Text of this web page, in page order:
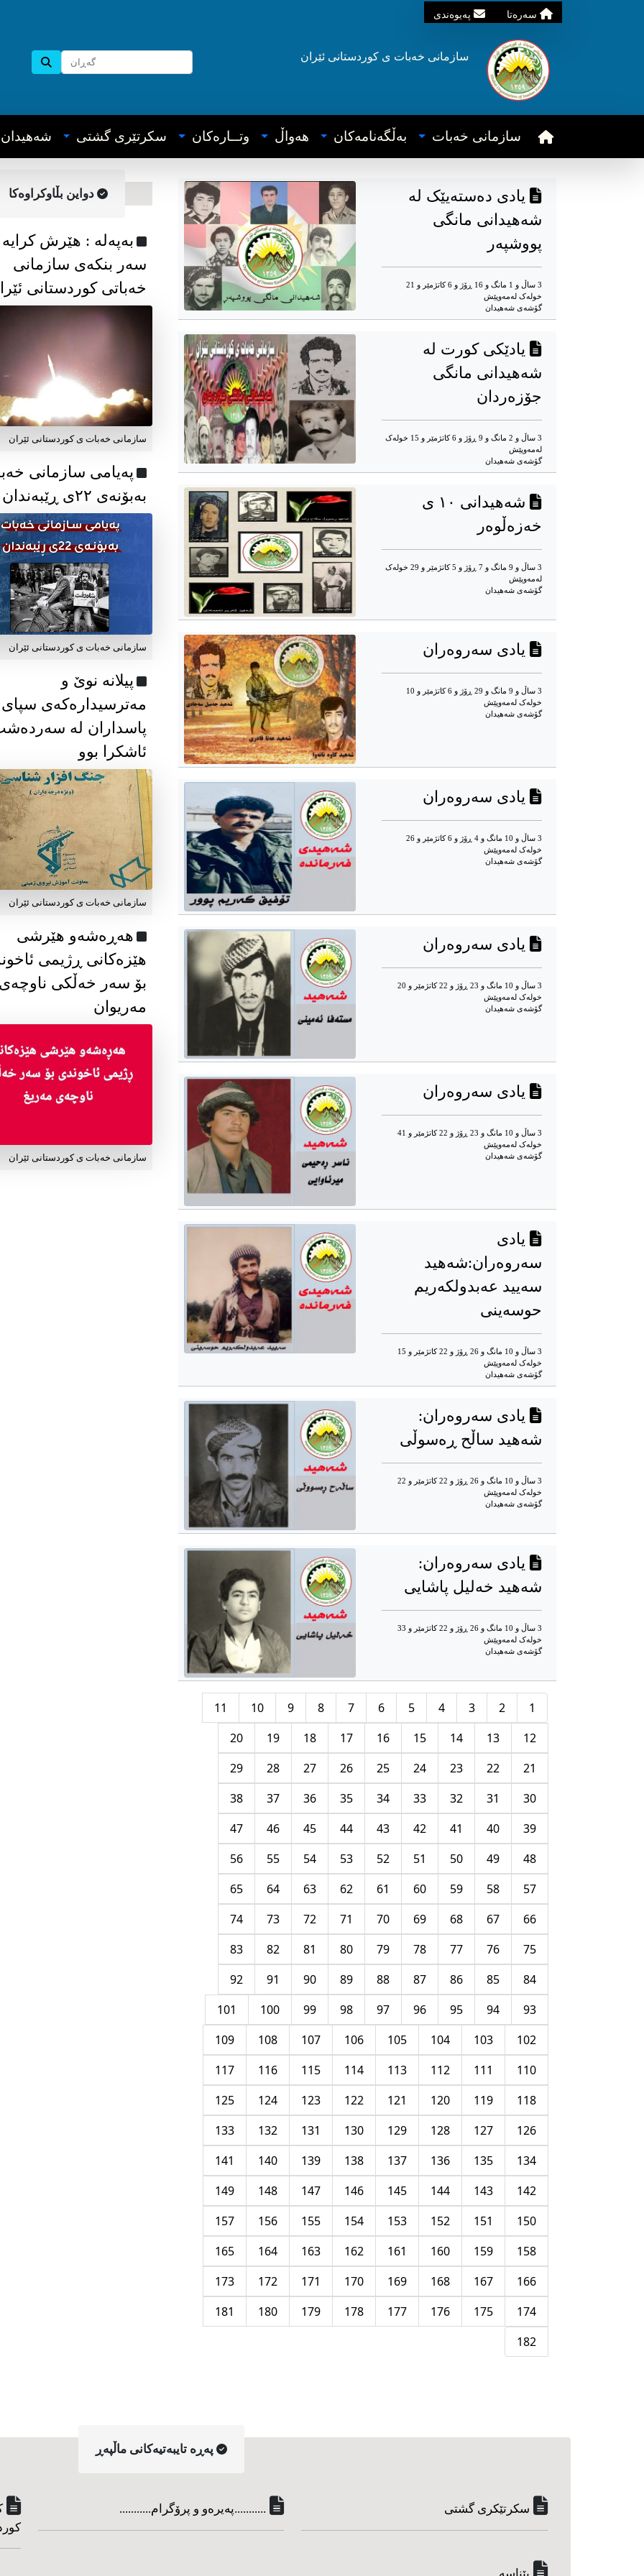
سه‌ره‌تا په‌یوه‌ندی
سازمانی خه‌بات ی کوردستانی ئێران
سازمانی خه‌بات به‌ڵگه‌نامه‌کان هه‌واڵ وتــاره‌کان سکرتێری گشتی شه‌هیدان
یادى ده‌سته‌یێک له
شه‌هیدانى مانگى
پووشپه‌ر
3 ساڵ و 1 مانگ و 16 ڕۆژ و 6 کاتژمێر و 21
خوله‌ک له‌مه‌وپێش‌
گۆشه‌ی شه‌هیدان
یادێکى کورت له‌
شه‌هیدانى مانگى
جۆزه‌ردان
3 ساڵ و 2 مانگ و 9 ڕۆژ و 6 کاتژمێر و 15 خوله‌ک
له‌مه‌وپێش‌
گۆشه‌ی شه‌هیدان
شەهیدانی ١٠ ی
خەزەڵوەر
3 ساڵ و 9 مانگ و 7 ڕۆژ و 5 کاتژمێر و 29 خوله‌ک
له‌مه‌وپێش‌
گۆشه‌ی شه‌هیدان
یادی سەروەران
3 ساڵ و 9 مانگ و 29 ڕۆژ و 6 کاتژمێر و 10
خوله‌ک له‌مه‌وپێش‌
گۆشه‌ی شه‌هیدان
یادی سەروەران
3 ساڵ و 10 مانگ و 4 ڕۆژ و 6 کاتژمێر و 26
خوله‌ک له‌مه‌وپێش‌
گۆشه‌ی شه‌هیدان
یادی سەروەران
3 ساڵ و 10 مانگ و 23 ڕۆژ و 22 کاتژمێر و 20
خوله‌ک له‌مه‌وپێش‌
گۆشه‌ی شه‌هیدان
یادی سەروەران
3 ساڵ و 10 مانگ و 23 ڕۆژ و 22 کاتژمێر و 41
خوله‌ک له‌مه‌وپێش‌
گۆشه‌ی شه‌هیدان
یادی
سەروەران:شەهید
سەیید عەبدولکەریم
حوسەینی
3 ساڵ و 10 مانگ و 26 ڕۆژ و 22 کاتژمێر و 15
خوله‌ک له‌مه‌وپێش‌
گۆشه‌ی شه‌هیدان
یادی سەروەران:
شەهید ساڵح ڕەسوڵی
3 ساڵ و 10 مانگ و 26 ڕۆژ و 22 کاتژمێر و 22
خوله‌ک له‌مه‌وپێش‌
گۆشه‌ی شه‌هیدان
یادی سەروەران:
شەهید خەلیل پاشایی
3 ساڵ و 10 مانگ و 26 ڕۆژ و 22 کاتژمێر و 33
خوله‌ک له‌مه‌وپێش‌
گۆشه‌ی شه‌هیدان
1
2
3
4
5
6
7
8
9
10
11
12
13
14
15
16
17
18
19
20
21
22
23
24
25
26
27
28
29
30
31
32
33
34
35
36
37
38
39
40
41
42
43
44
45
46
47
48
49
50
51
52
53
54
55
56
57
58
59
60
61
62
63
64
65
66
67
68
69
70
71
72
73
74
75
76
77
78
79
80
81
82
83
84
85
86
87
88
89
90
91
92
93
94
95
96
97
98
99
100
101
102
103
104
105
106
107
108
109
110
111
112
113
114
115
116
117
118
119
120
121
122
123
124
125
126
127
128
129
130
131
132
133
134
135
136
137
138
139
140
141
142
143
144
145
146
147
148
149
150
151
152
153
154
155
156
157
158
159
160
161
162
163
164
165
166
167
168
169
170
171
172
173
174
175
176
177
178
179
180
181
182
دواین بڵاوکراوه‌کا
به‌په‌له‌ : هێرش کرایە
سەر بنکەی سازمانی
خەباتی کوردستانی
سازمانی خەبات ی کوردستانی ئێران
پەیامی سازمانی
بەبۆنەی ۲۲ی ڕێبەندان
سازمانی خەبات ی كوردستانی ئێران
پیلانە نوێ و
مەترسیدارەکەی سپای
پاسداران لە
ئاشکرا بوو
سازمانی خەبات ی كوردستانی ئێران
هەڕەشەو هێرشی
هێزەکانی ڕژیمی
بۆ سەر خەڵکی
مەریوان
سازمانی خەبات ی کوردستانی ئێران
په‌ڕه‌ تایبه‌تیه‌کانی ماڵپه‌ڕ
سکرتێکری گشتی ...........په‌یره‌و و پرۆگرام...........